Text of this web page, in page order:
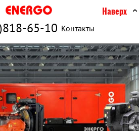
65-10 Контакты
Наверх